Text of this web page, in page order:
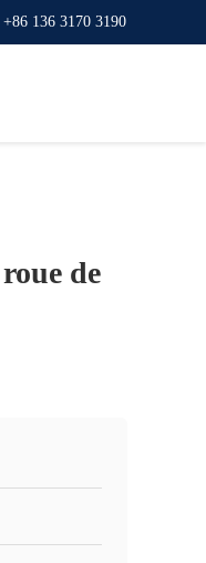
136 3170 3190
de